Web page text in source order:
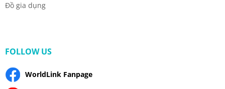
Đồ gia dụng
FOLLOW US
WorldLink Fanpage